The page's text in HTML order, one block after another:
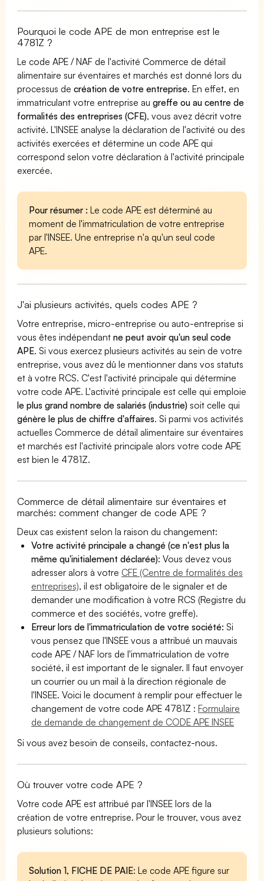
Pourquoi le code APE de mon entreprise est le
4781Z ?
Le code APE / NAF de l'activité Commerce de détail
alimentaire sur éventaires et marchés est donné lors du
processus decréation de votre entreprise. En effet, en
immatriculant votre entreprise augreffe ou au centre de
formalités des entreprises (CFE), vous avez décrit votre
activité. L'INSEE analyse la déclaration de l'activité ou des
activités exercées et détermine un code APE qui
correspond selon votre déclaration à l'activité principale
exercée.
Pour résumer : Le code APE est déterminé au
moment de l'immatriculation de votre entreprise
par l'INSEE. Une entreprise n'a qu'un seul code
APE.
J'ai plusieurs activités, quels codes APE ?
Votre entreprise, micro-entreprise ou auto-entreprise si
vous êtes indépendantne peut avoir qu'un seul code
APE. Si vous exercez plusieurs activités au sein de votre
entreprise, vous avez dû le mentionner dans vos statuts
et à votre RCS. C'est l'activité principale qui détermine
votre code APE. L'activité principale est celle qui emploie
le plus grand nombre de salariés (industrie) soit celle qui
génère le plus de chiffre d'affaires. Si parmi vos activités
actuelles Commerce de détail alimentaire sur éventaires
et marchés est l'activité principale alors votre code APE
est bien le 4781Z.
Commerce de détail alimentaire sur éventaires et
marchés: comment changer de code APE ?
Deux cas existent selon la raison du changement:
Votre activité principale a changé (ce n'est plus la
même qu'initialement déclarée): Vous devez vous
adresser alors à votre CFE (Centre de formalités des
entreprises), il est obligatoire de le signaler et de
demander une modification à votre RCS (Registre du
commerce et des sociétés, votre greffe).
Erreur lors de l'immatriculation de votre société:Si
vous pensez que l'INSEE vous a attribué un mauvais
code APE / NAF lors de l'immatriculation de votre
société, il est important de le signaler. Il faut envoyer
un courrier ou un mail à la direction régionale de
l'INSEE. Voici le document à remplir pour effectuer le
changement de votre code APE 4781Z :Formulaire
de demande de changement de CODE APE INSEE
Si vous avez besoin de conseils, contactez-nous.
Où trouver votre code APE ?
Votre code APE est attribué par l'INSEE lors de la
création de votre entreprise. Pour le trouver, vous avez
plusieurs solutions:
Solution 1, FICHE DE PAIE: Le code APE figure sur